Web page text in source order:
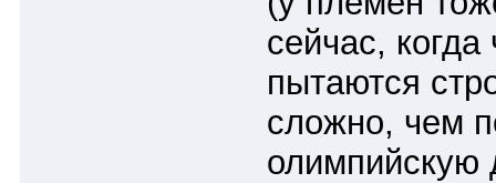
сейчас,
пытаются
сложно, чем